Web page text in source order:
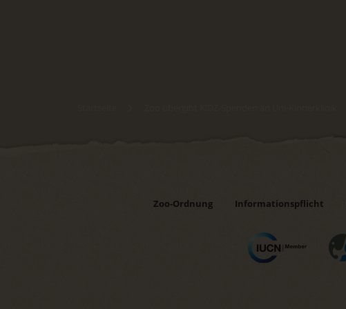
Zoo-Ordnung Informationspflicht